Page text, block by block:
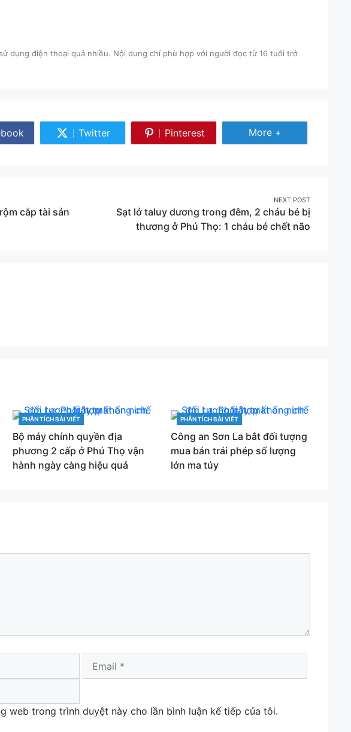
dụng điện thoại quá nhiều. Nội dung chỉ phù hợp với người đọc từ 16 tuổi trở
Twitter
Share
Pinterest
Share
Share More
More +
cắp tài sản
NEXT POST
Sạt lở taluy dương trong đêm, 2 cháu bé bị
thương ở Phú Thọ: 1 cháu bé chết não
CATEGORIES
PHÂN TÍCH BÀI VIẾT
Bộ máy chính quyền địa
phương 2 cấp ở Phú Thọ vận
hành ngày càng hiệu quả
CATEGORIES
PHÂN TÍCH BÀI VIẾT
Công an Sơn La bắt đối tượng
mua bán trái phép số lượng
lớn ma túy
Email
web trong trình duyệt này cho lần bình luận kế tiếp của tôi.